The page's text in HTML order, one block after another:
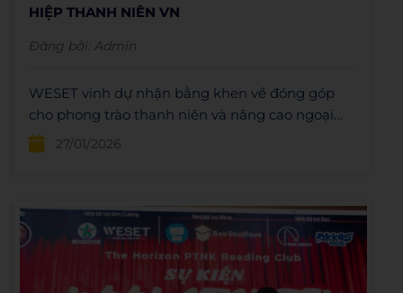
HIỆP THANH NIÊN VN
Đăng bởi: Admin
WESET vinh dự nhận bằng khen về đóng góp
cho phong trào thanh niên và nâng cao ngoại
ngữ. Cùng WESET xây dựng thế hệ trẻ tự tin hội
nhập quốc tế.
27/01/2026